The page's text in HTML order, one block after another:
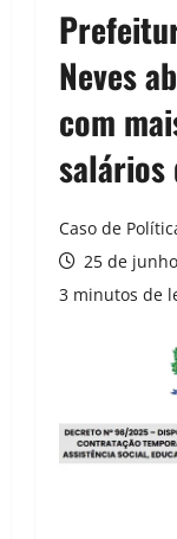
Neves
com
salários
Caso de
25 de
3 minutos de